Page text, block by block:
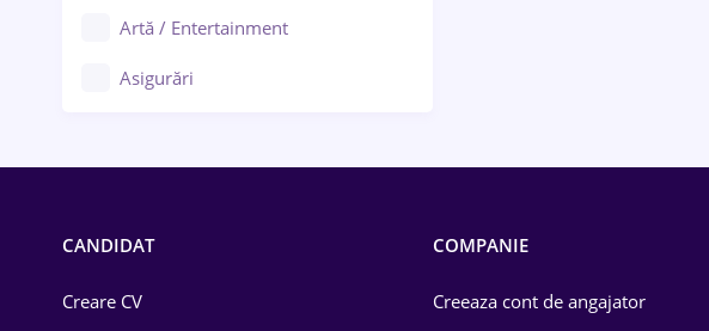
Artă / Entertainment
Asigurări
CANDIDAT
Creare CV
COMPANIE
Creeaza cont de angajator